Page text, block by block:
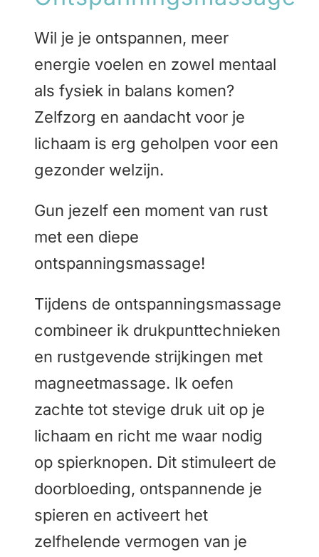
Wil je je ontspannen, meer
energie voelen en zowel mentaal
als fysiek in balans komen?
Zelfzorg en aandacht voor je
lichaam is erg geholpen voor een
gezonder welzijn.
Gun jezelf een moment van rust
met een diepe
ontspanningsmassage!
Tijdens de ontspanningsmassage
combineer ik drukpunttechnieken
en rustgevende strijkingen met
magneetmassage. Ik oefen
zachte tot stevige druk uit op je
lichaam en richt me waar nodig
op spierknopen. Dit stimuleert de
doorbloeding, ontspannende je
spieren en activeert het
zelfhelende vermogen van je